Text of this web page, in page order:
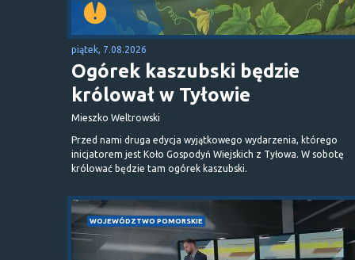
piątek, 7.08.2026
Ogórek kaszubski będzie
królował w Tyłowie
Mieszko Weltrowski
Przed nami druga edycja wyjątkowego wydarzenia, którego
inicjatorem jest Koło Gospodyń Wiejskich z Tyłowa. W sobotę
królować będzie tam ogórek kaszubski.
WOJEWÓDZTWO POMORSKIE